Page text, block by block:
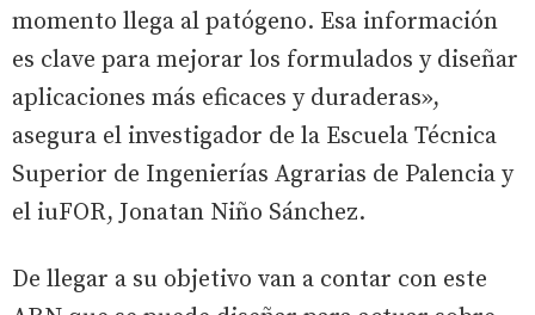
momento llega al patógeno. Esa información
es clave para mejorar los formulados y diseñar
aplicaciones más eficaces y duraderas»,
asegura el investigador de la Escuela Técnica
Superior de Ingenierías Agrarias de Palencia y
el iuFOR, Jonatan Niño Sánchez.
De llegar a su objetivo van a contar con este